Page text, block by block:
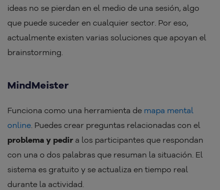
ideas no se pierdan en el medio de una sesión, algo
que puede suceder en cualquier sector. Por eso,
actualmente existen varias soluciones que apoyan el
brainstorming.
MindMeister
Funciona como una herramienta de mapa mental
online. Puedes crear preguntas relacionadas con el
problema y pedir a los participantes que respondan
con una o dos palabras que resuman la situación. El
sistema es gratuito y se actualiza en tiempo real
durante la actividad.